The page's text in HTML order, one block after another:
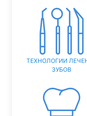
ТЕХНОЛОГИИ
ЗУБОВ